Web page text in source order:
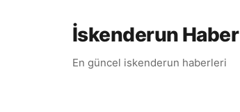
İskenderun Haber
En güncel iskenderun haberleri